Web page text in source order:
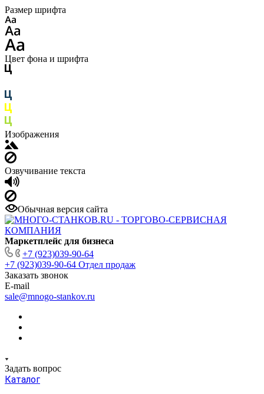
Размер шрифта
Цвет фона и шрифта
Изображения
Озвучивание текста
Обычная версия сайта
Маркетплейс для бизнеса
+7 (923)039-90-64
+7 (923)039-90-64 Отдел продаж
Заказать звонок
E-mail
sale@mnogo-stankov.ru
Задать вопрос
Каталог